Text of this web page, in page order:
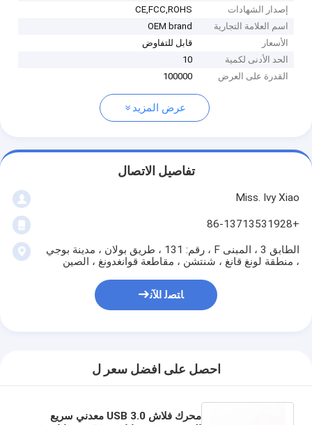
إصدار الشهادات
CE,FCC,ROHS
اسم العلامة التجارية
OEM brand
الأسعار
قابل للتفاوض
الحد الأدنى لكمية
10
القدرة على العرض
100000
عرض المزيد
تفاصيل الاتصال
Miss. Ivy Xiao
+86-13713531928
الطابق 3 ، المبنى F ، رقم: 131 ، طريق بولان ، مدينة بوجي
، منطقة لونغ قانغ ، شنتشن ، مقاطعة قوانغدونغ ، الصين
ﺎﺘﺼﻟ ﺍﻶﻧ
احصل على افضل سعر ل
محرك فلاش USB 3.0 معدني سريع